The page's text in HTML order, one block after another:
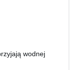
wodnej